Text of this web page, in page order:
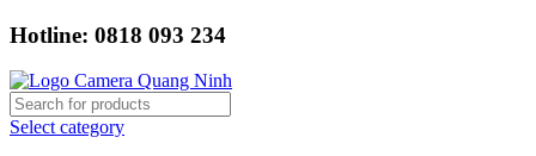
Hotline: 0818 093 234
Select category